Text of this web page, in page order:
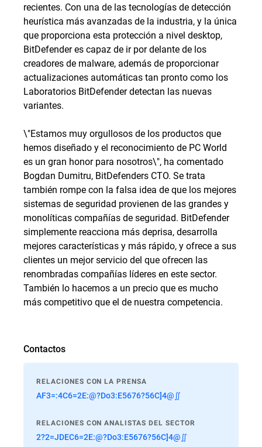
recientes. Con una de las tecnologías de detección
heurística más avanzadas de la industria, y la única
que proporciona esta protección a nivel desktop,
BitDefender es capaz de ir por delante de los
creadores de malware, además de proporcionar
actualizaciones automáticas tan pronto como los
Laboratorios BitDefender detectan las nuevas
variantes.
\"Estamos muy orgullosos de los productos que
hemos diseñado y el reconocimiento de PC World
es un gran honor para nosotros\", ha comentado
Bogdan Dumitru, BitDefenders CTO. Se trata
también rompe con la falsa idea de que los mejores
sistemas de seguridad provienen de las grandes y
monolíticas compañías de seguridad. BitDefender
simplemente reacciona más deprisa, desarrolla
mejores características y más rápido, y ofrece a sus
clientes un mejor servicio del que ofrecen las
renombradas compañías líderes en este sector.
También lo hacemos a un precio que es mucho
más competitivo que el de nuestra competencia.
Contactos
RELACIONES CON LA PRENSA
AF3=:4C6=2E:@?Do3:E5676?56C]4@∬
RELACIONES CON ANALISTAS DEL SECTOR
2?2=JDEC6=2E:@?Do3:E5676?56C]4@∬